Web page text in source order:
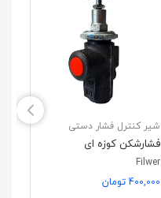
شیر کنترل فشار دستی
فشارشکن کوزه ای
Filwer
400,000 تومان